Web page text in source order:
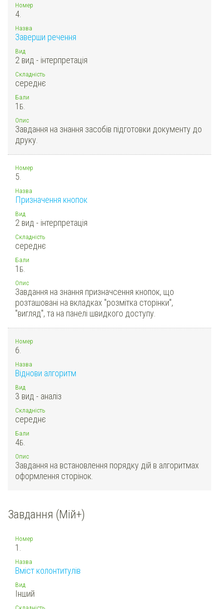
Номер
4.
Назва
Заверши речення
Вид
2 вид - інтерпретація
Складність
середнє
Бали
1 Б.
Опис
Завдання на знання засобів підготовки документу до
друку.
Номер
5.
Назва
Призначення кнопок
Вид
2 вид - інтерпретація
Складність
середнє
Бали
1 Б.
Опис
Завдання на знання призначсення кнопок, що
розташовані на вкладках "розмітка сторінки",
"вигляд", та на панелі швидкого доступу.
Номер
6.
Назва
Віднови алгоритм
Вид
3 вид - аналіз
Складність
середнє
Бали
4Б.
Опис
Завдання на встановлення порядку дій в алгоритмах
оформлення сторінок.
Завдання (Мій+)
Номер
1.
Назва
Вміст колонтитулів
Вид
Інший
Складність